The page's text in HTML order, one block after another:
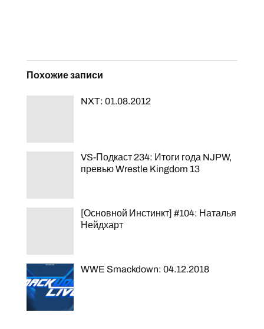
Похожие записи
NXT: 01.08.2012
VS-Подкаст 234: Итоги года NJPW,
превью Wrestle Kingdom 13
[Основной Инстинкт] #104: Наталья
Нейдхарт
WWE Smackdown: 04.12.2018